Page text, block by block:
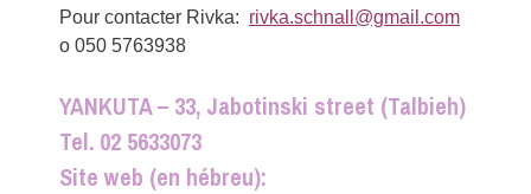
Pour contacter Rivka: rivka.schnall@gmail.com
o 050 5763938
YANKUTA – 33, Jabotinski street (Talbieh)
Tel. 02 5633073
Site web (en hébreu):